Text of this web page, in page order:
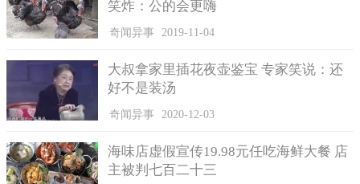
笑炸：公的会更嗨
奇闻异事 2019-11-04
大叔拿家里插花夜壶鉴宝 专家笑说：还
好不是装汤
奇闻异事 2020-12-03
海味店虚假宣传19.98元任吃海鲜大餐 店
主被判七百二十三